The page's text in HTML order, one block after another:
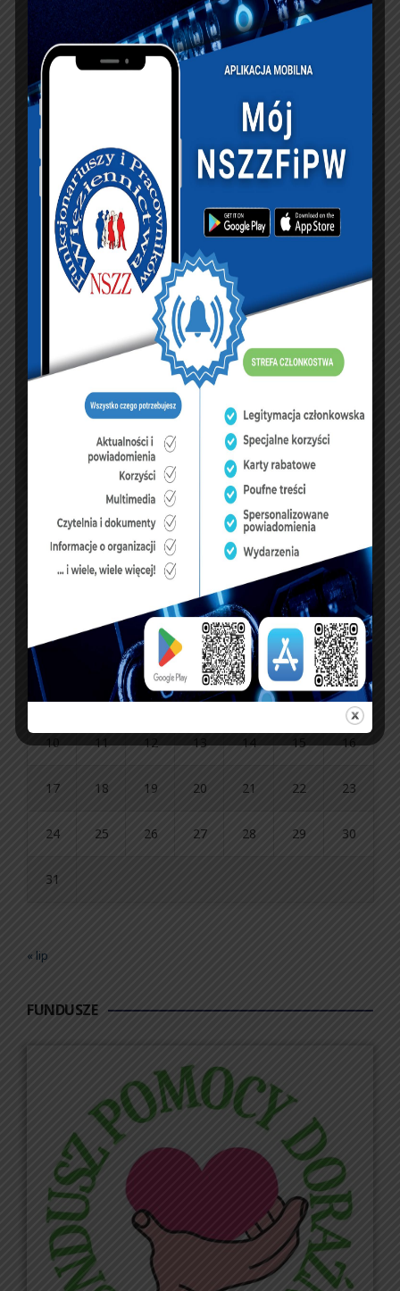
KSIĘGA GOŚCI:
Zobacz księgę
dopisz do księgi
NASZ FACEBOOK
UBEZPIECZENIA
sierpień 2026
P S
2
3 6 8 9
10 11 12 13 14 15 16
17 18 19 20 21 22 23
24 25 26 27 28 29 30
31
« lip
FUNDUSZE